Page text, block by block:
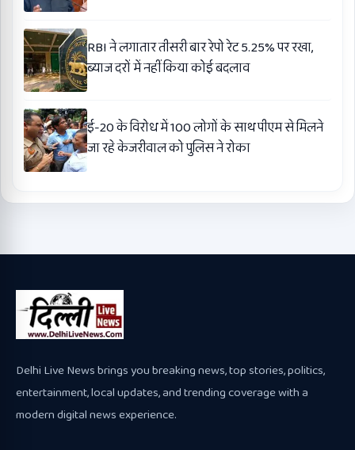
RBI ने लगातार तीसरी बार रेपो रेट 5.25% पर रखा,
ब्याज दरों में नहीं किया कोई बदलाव
ई-20 के विरोध में 100 लोगों के साथ पीएम से मिलने
जा रहे केजरीवाल को पुलिस ने रोका
Delhi Live News brings you breaking news, top stories, politics,
entertainment, local updates, and trending coverage with a
modern digital news experience.